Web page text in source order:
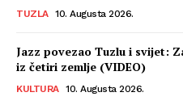
TUZLA 10. Augusta 2026.
Jazz povezao Tuzlu i svijet:
iz četiri zemlje (VIDEO)
KULTURA 10. Augusta 2026.